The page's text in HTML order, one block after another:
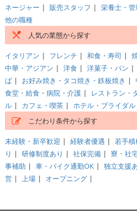
ネージャー | 販売スタッフ | 栄養士・
他の職種
人気の業態から探す
イタリアン | フレンチ | 和食・寿司 |
中華・アジアン | 洋食 | 洋菓子・パン |
ば | お好み焼き・タコ焼き・鉄板焼き |
食堂・給食・病院・介護 | レストラン・
ル | カフェ・喫茶 | ホテル・ブライダル
こだわり条件から探す
未経験・新卒歓迎 | 経験者優遇 | 若手
り | 研修制度あり | 社保完備 | 寮・社
事補助 | 車・バイク通勤OK | 独立支援
営 | 上場 | オープニング |